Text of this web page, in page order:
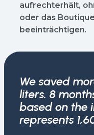
aufrechterhält,
oder das
beeinträchtigen.
We saved
liters. 8
based on the
represents